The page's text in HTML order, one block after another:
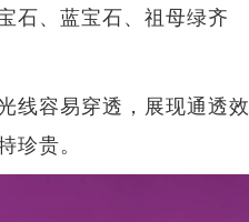
石、蓝宝石、祖母绿齐
线容易穿透，展现通透效
贵。